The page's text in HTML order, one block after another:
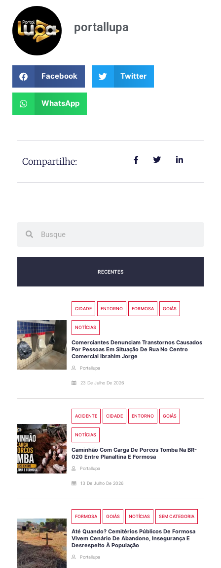
portallupa
Facebook Twitter
WhatsApp
Compartilhe:
RECENTES
CIDADE ENTORNO FORMOSA GOIÁS
NOTÍCIAS
Comerciantes Denunciam Transtornos Causados
Por Pessoas Em Situação De Rua No Centro
Comercial Ibrahim Jorge
Portallupa
23 De Julho De 2026
ACIDENTE CIDADE ENTORNO GOIÁS
NOTÍCIAS
Caminhão Com Carga De Porcos Tomba Na BR-
020 Entre Planaltina E Formosa
Portallupa
13 De Julho De 2026
FORMOSA GOIÁS NOTÍCIAS SEM CATEGORIA
Até Quando? Cemitérios Públicos De Formosa
Vivem Cenário De Abandono, Insegurança E
Desrespeito À População
Portallupa